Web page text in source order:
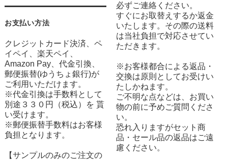
お支払い方法
クレジットカード決済、ペ
イペイ、楽天ペイ、
Amazon Pay、代金引換、
郵便振替(ゆうちょ銀行)が
ご利用いただけます。
※代金引換は手数料として
別途３３０円（税込）を 貰
い受けます。
※郵便振替手数料はお客様
負担となります。
【サンプルのみのご注文の
必ずご連絡ください。
すぐにお取替えするか返金
いたします。その際の送料
は当社負担で対応させてい
ただきます。
※お客様都合による返品・
交換は原則としてお受けい
たしかねます。
ご不明な点などは、お買い
物の前に予めご質問くださ
い。
恐れ入りますがセット商
品・セール品の返品はご遠
慮ください。